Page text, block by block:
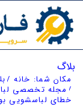
بلاگ
مکان شما: خانه /
/ مجله تخصصی
خطای لباسشویی